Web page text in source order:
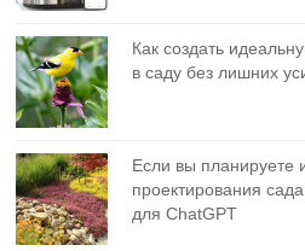
Как создать
в саду без лишних
Если вы планируете
проектирования
для ChatGPT